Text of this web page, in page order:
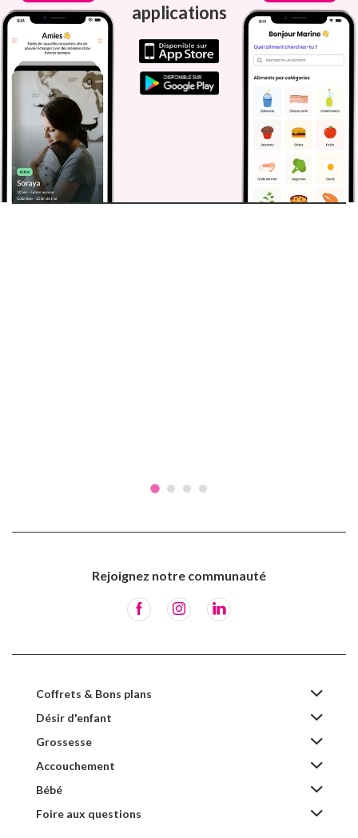
applications
Rejoignez notre communauté
Coffrets & Bons plans
Désir d'enfant
Grossesse
Accouchement
Bébé
Foire aux questions